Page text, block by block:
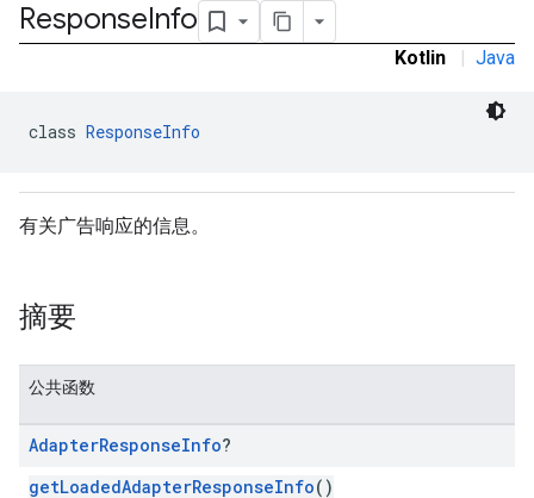
ResponseInfo
Kotlin | Java
class ResponseInfo
有关广告响应的信息。
摘要
公共函数
AdapterResponseInfo?
getLoadedAdapterResponseInfo()